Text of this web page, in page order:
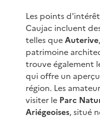
Les points
Caujac incluent
telles queAuterive
patrimoine
trouve également
qui offre un
région. Les
visiter le Parc
Ariégeoises, situé